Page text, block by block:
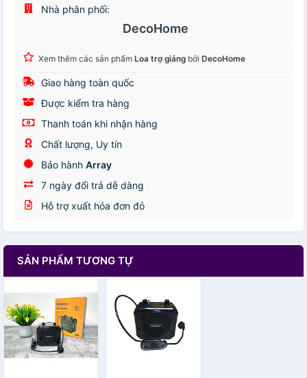
Nhà phân phối:
DecoHome
Xem thêm các sản phẩm Loa trợ giảng bởi DecoHome
Giao hàng toàn quốc
Được kiểm tra hàng
Thanh toán khi nhận hàng
Chất lượng, Uy tín
Bảo hành Array
7 ngày đổi trả dễ dàng
Hỗ trợ xuất hóa đơn đỏ
SẢN PHẨM TƯƠNG TỰ